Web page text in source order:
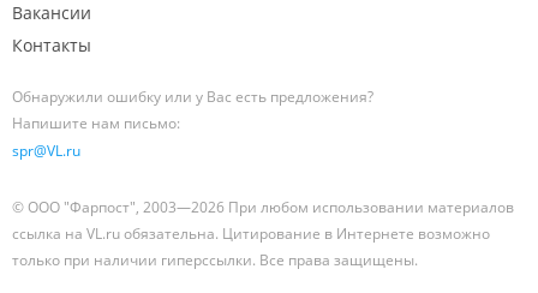
Вакансии
Контакты
Обнаружили ошибку или у Вас есть предложения?
Напишите нам письмо:
spr@VL.ru
© ООО "Фарпост", 2003—2026 При любом использовании материалов
ссылка на VL.ru обязательна. Цитирование в Интернете возможно
только при наличии гиперссылки. Все права защищены.